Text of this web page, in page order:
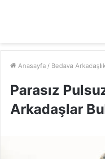
Anasayfa / Bedava Arkadaşlık
Parasız
Arkadaşlar